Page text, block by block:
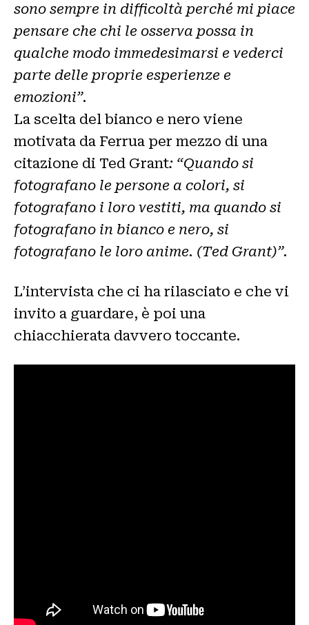
sono sempre in difficoltà perché mi piace
pensare che chi le osserva possa in
qualche modo immedesimarsi e vederci
parte delle proprie esperienze e
emozioni”.
La scelta del bianco e nero viene
motivata da Ferrua per mezzo di una
citazione di Ted Grant: “Quando si
fotografano le persone a colori, si
fotografano i loro vestiti, ma quando si
fotografano in bianco e nero, si
fotografano le loro anime. (Ted Grant)”.
L’intervista che ci ha rilasciato e che vi
invito a guardare, è poi una
chiacchierata davvero toccante.